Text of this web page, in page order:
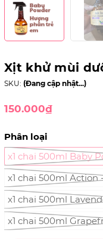
Xịt khử mùi
SKU: (Đang cập nhật...)
150.000₫
Phân loại
x1 chai 500ml Baby
x1 chai 500ml
x1 chai 500ml
x1 chai 500ml